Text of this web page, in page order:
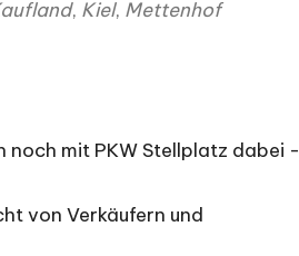
, Kiel, Mettenhof
noch mit PKW Stellplatz dabei -
von Verkäufern und